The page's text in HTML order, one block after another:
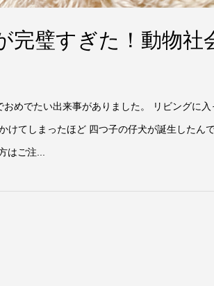
完璧すぎた！動物社
めでたい出来事がありました。 リビングに入
けてしまったほど 四つ子の仔犬が誕生したん
ご注...